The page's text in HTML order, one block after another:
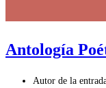
Antología
Autor de la